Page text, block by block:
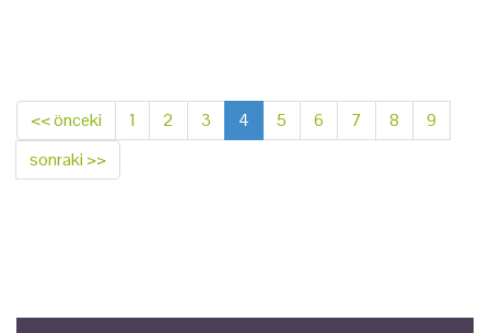
<< önceki 1 2 3 4 5 6 7 8
9
sonraki >>